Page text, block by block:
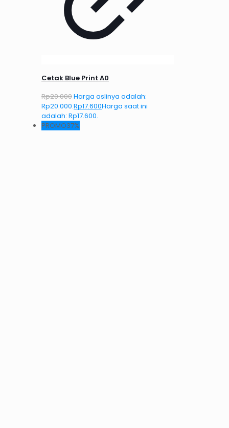
Cetak Blue Print A0
Rp20.000Harga aslinya adalah:
Rp20.000.Rp17.600Harga saat ini
adalah: Rp17.600.
PROMO37%